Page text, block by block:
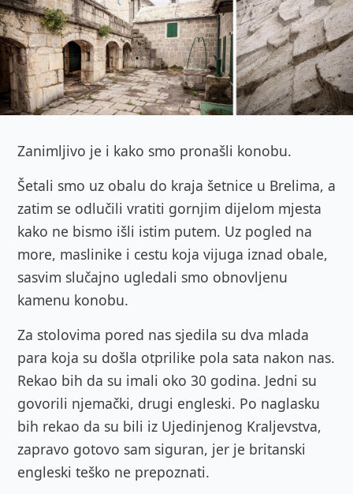
Zanimljivo je i kako smo pronašli konobu.
Šetali smo uz obalu do kraja šetnice u Brelima, a
zatim se odlučili vratiti gornjim dijelom mjesta
kako ne bismo išli istim putem. Uz pogled na
more, maslinike i cestu koja vijuga iznad obale,
sasvim slučajno ugledali smo obnovljenu
kamenu konobu.
Za stolovima pored nas sjedila su dva mlada
para koja su došla otprilike pola sata nakon nas.
Rekao bih da su imali oko 30 godina. Jedni su
govorili njemački, drugi engleski. Po naglasku
bih rekao da su bili iz Ujedinjenog Kraljevstva,
zapravo gotovo sam siguran, jer je britanski
engleski teško ne prepoznati.